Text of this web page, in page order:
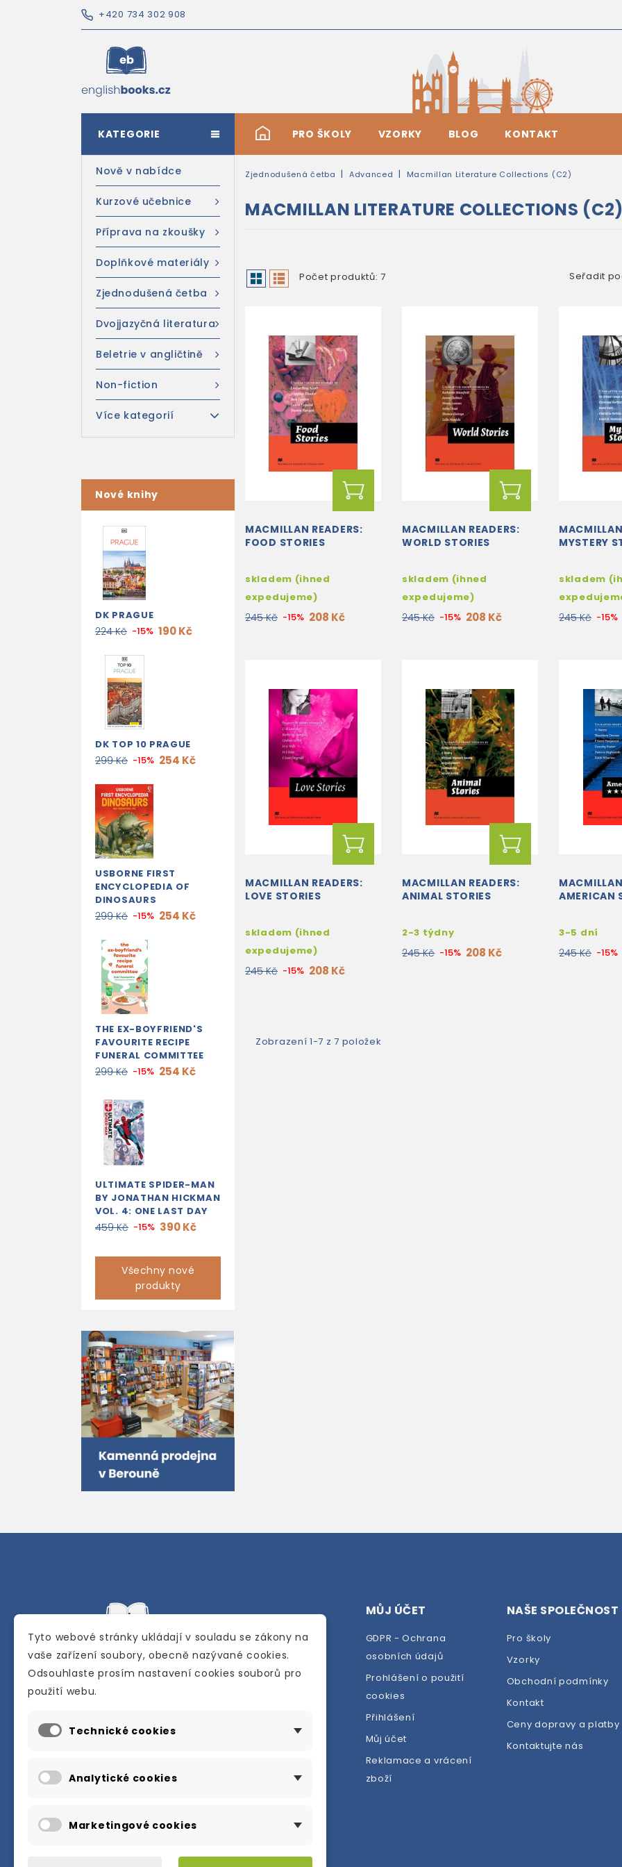
+420 734 302 908
# PRO ŠKOLY VZORKY BLOG KONTAKT
KATEGORIE
Nově v nabídce
Kurzové učebnice
Příprava na zkoušky
Doplňkové materiály
Zjednodušená četba
Dvojjazyčná literatura
Beletrie v angličtině
Non-fiction
Více kategorií
Nové knihy
DK PRAGUE
224 Kč -15% 190 Kč
DK TOP 10 PRAGUE
299 Kč -15% 254 Kč
USBORNE FIRST
ENCYCLOPEDIA OF
DINOSAURS
299 Kč -15% 254 Kč
THE EX-BOYFRIEND'S
FAVOURITE RECIPE
FUNERAL COMMITTEE
299 Kč -15% 254 Kč
ULTIMATE SPIDER-MAN
BY JONATHAN HICKMAN
VOL. 4: ONE LAST DAY
459 Kč -15% 390 Kč
Všechny nové
produkty
Zjednodušená četba Advanced Macmillan Literature Collections (C2)
MACMILLAN LITERATURE COLLECTIONS (C2)
Počet produktů: 7 Seřadit
MACMILLAN READERS:
FOOD STORIES
skladem (ihned
expedujeme)
245 Kč -15% 208 Kč
MACMILLAN READERS:
WORLD STORIES
skladem (ihned
expedujeme)
245 Kč -15% 208 Kč
MYSTERY
skladem
245 Kč -15%
MACMILLAN READERS:
LOVE STORIES
skladem (ihned
expedujeme)
245 Kč -15% 208 Kč
MACMILLAN READERS:
ANIMAL STORIES
2-3 týdny
245 Kč -15% 208 Kč
AMERICAN
3-5 dní
245 Kč -15%
Zobrazení 1-7 z 7 položek
Internetové a kamenné knihkupectví se
anglického jazyka.
Karly Machové 48 Beroun 266 01
info@englishbooks.cz
MŮJ ÚČET
GDPR - Ochrana
osobních údajů
Prohlášení o použití
cookies
Přihlášení
Můj účet
Reklamace a vrácení
zboží
NAŠE SPOLEČNOST
Pro školy
Vzorky
Obchodní podmínky
Kontakt
Ceny dopravy a platby
Kontaktujte nás
Tyto webové stránky ukládají v souladu se zákony na
vaše zařízení soubory, obecně nazývané cookies.
Odsouhlaste prosím nastavení cookies souborů pro
použití webu.
Technické cookies
Analytické cookies
Marketingové cookies